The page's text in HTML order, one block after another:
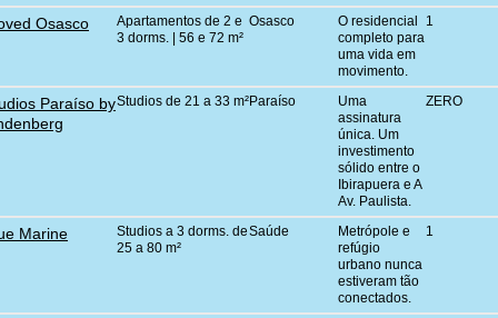
Osasco
Apartamentos de 2 e
3 dorms. | 56 e 72 m²
Osasco
O residencial
completo para
uma vida em
movimento.
1
Paraíso byStudios de 21 a 33 m²Paraíso
Uma
assinatura
única. Um
investimento
sólido entre o
Ibirapuera e A
Av. Paulista.
ZERO
Marine
Studios a 3 dorms. de
25 a 80 m²
Saúde
Metrópole e
refúgio
urbano nunca
estiveram tão
conectados.
1